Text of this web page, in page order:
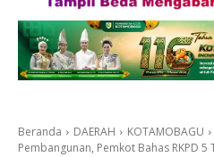
Beranda DAERAH KOTAMOBAGU
Pembangunan, Pemkot Bahas RKPD 5